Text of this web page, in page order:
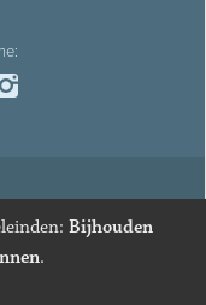
Koen
Cookies wijzigen
in Leuven
Bijhouden
.